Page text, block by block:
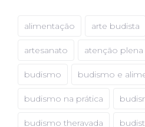
alimentação arte budista
artesanato atenção plena
budismo budismo e
budismo na prática
budismo theravada